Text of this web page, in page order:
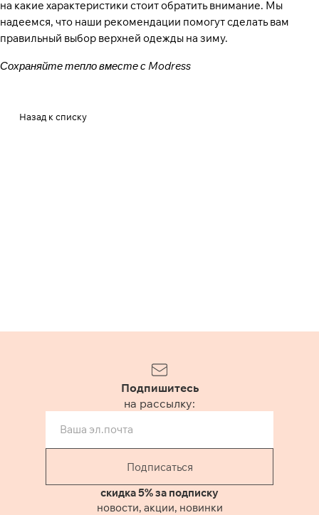
на какие характеристики стоит обратить внимание. Мы
надеемся, что наши рекомендации помогут сделать вам
правильный выбор верхней одежды на зиму.
Сохраняйте тепло вместе с Modress
Назад к списку
Подпишитесь
на рассылку:
Подписаться
скидка 5% за подписку
новости, акции, новинки